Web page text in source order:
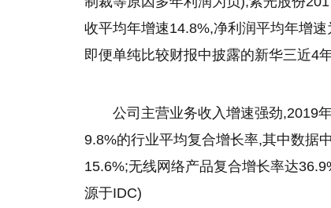
收平均年增速14.8%,净利润平均年增速
即便单纯比较财报中披露的新华三近4
公司主营业务收入增速强劲,2019
9.8%的行业平均复合增长率,其中数据
15.6%;无线网络产品复合增长率达
源于IDC)